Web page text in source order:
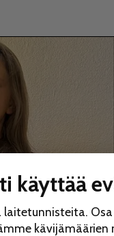
käyttää
laitetunnisteita.